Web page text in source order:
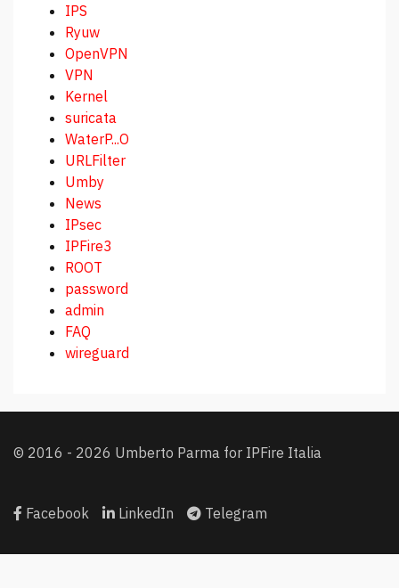
IPS
Ryuw
OpenVPN
VPN
Kernel
suricata
WaterP...O
URLFilter
Umby
News
IPsec
IPFire3
ROOT
password
admin
FAQ
wireguard
© 2016 - 2026 Umberto Parma for IPFire Italia
Facebook LinkedIn Telegram